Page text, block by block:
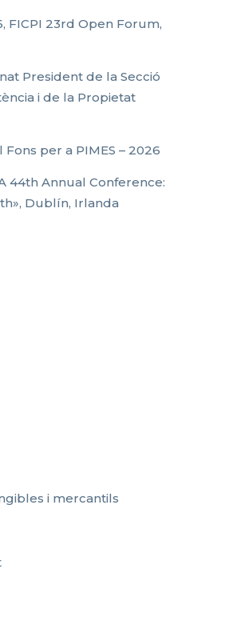
FICPI 23rd Open Forum,
President de la Secció
i de la Propietat
per a PIMES – 2026
44th Annual Conference:
Dublín, Irlanda
i mercantils